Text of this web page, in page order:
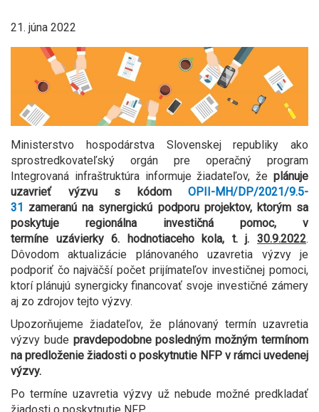
21. júna 2022
Ministerstvo hospodárstva Slovenskej republiky ako
sprostredkovateľský orgán pre operačný program
Integrovaná infraštruktúra informuje žiadateľov, že plánuje
uzavrieť výzvu s kódom OPII-MH/DP/2021/9.5-
31
zameranú na synergickú podporu projektov, ktorým sa
poskytuje regionálna investičná pomoc,
v
termíne uzávierky 6. hodnotiaceho kola, t. j. 30.9.2022.
Dôvodom aktualizácie plánovaného uzavretia výzvy je
podporiť čo najväčší počet prijímateľov investičnej pomoci,
ktorí plánujú synergicky financovať svoje investičné zámery
aj zo zdrojov tejto výzvy.
Upozorňujeme žiadateľov, že plánovaný termín uzavretia
výzvy bude pravdepodobne posledným možným termínom
na predloženie žiadosti o poskytnutie NFP v rámci uvedenej
výzvy.
Po termíne uzavretia výzvy už nebude možné predkladať